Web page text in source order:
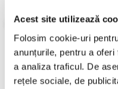
Acest site utilizează
Folosim cookie-uri
anunțurile, pentru a
a analiza traficul. De
rețele sociale, de
VEZI MAI MULT
Stil:Rock ; Prog Rock
Stare Disc:Near Mint (NM
Stare Coperta:
Near Mint
Informatii conformitate